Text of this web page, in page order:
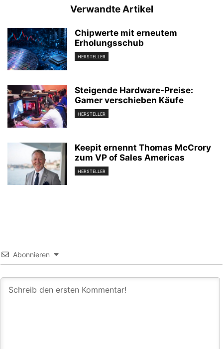
Verwandte Artikel
Chipwerte mit erneutem
Erholungsschub
HERSTELLER
Steigende Hardware-Preise:
Gamer verschieben Käufe
HERSTELLER
Keepit ernennt Thomas McCrory
zum VP of Sales Americas
HERSTELLER
Abonnieren